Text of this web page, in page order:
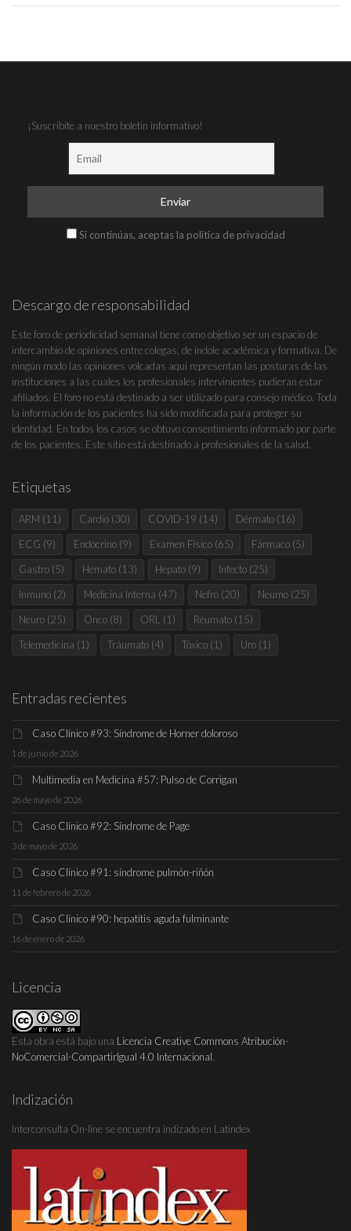
¡Suscribite a nuestro boletín informativo!
Si continúas, aceptas la política de privacidad
Descargo de responsabilidad
Este foro de periodicidad semanal tiene como objetivo ser un espacio de
intercambio de opiniones entre colegas, de índole académica y formativa. De
ningún modo las opiniones volcadas aquí representan las posturas de las
instituciones a las cuales los profesionales intervinientes pudieran estar
afiliados. El foro no está destinado a ser utilizado para consejo médico. Toda
la información de los pacientes ha sido modificada para proteger su
identidad. En todos los casos se obtuvo consentimiento informado por parte
de los pacientes. Este sitio está destinado a profesionales de la salud.
Etiquetas
ARM (11) Cardio (30) COVID-19 (14) Dérmato (16)
ECG (9) Endócrino (9) Examen Físico (65) Fármaco (5)
Gastro (5) Hemato (13) Hepato (9) Infecto (25)
Inmuno (2) Medicina Interna (47) Nefro (20) Neumo (25)
Neuro (25) Onco (8) ORL (1) Réumato (15)
Telemedicina (1) Tráumato (4) Tóxico (1) Uro (1)
Entradas recientes
Caso Clínico #93: Síndrome de Horner doloroso
1 de junio de 2026
Multimedia en Medicina #57: Pulso de Corrigan
26 de mayo de 2026
Caso Clínico #92: Síndrome de Page
3 de mayo de 2026
Caso Clínico #91: síndrome pulmón-riñón
11 de febrero de 2026
Caso Clínico #90: hepatitis aguda fulminante
16 de enero de 2026
Licencia
Esta obra está bajo una Licencia Creative Commons Atribución-
NoComercial-CompartirIgual 4.0 Internacional
Indización
Interconsulta On-line se encuentra indizado en Latindex